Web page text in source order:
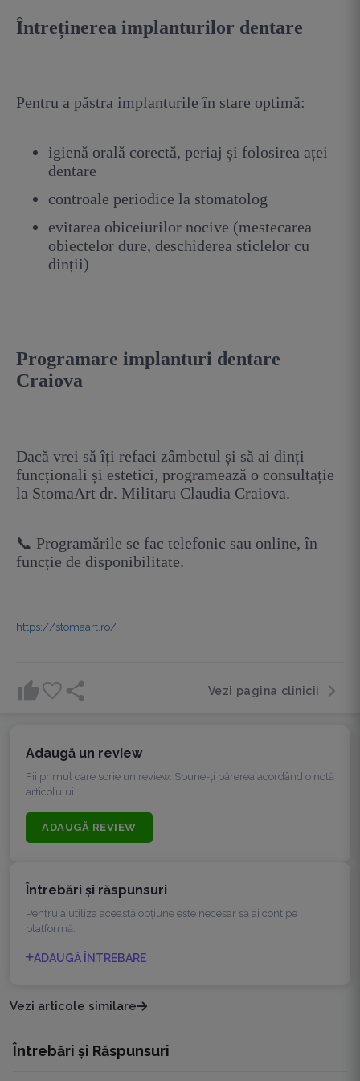
Întreținerea implanturilor dentare
Pentru a păstra implanturile în stare optimă:
igienă orală corectă, periaj și folosirea aței
dentare
controale periodice la stomatolog
evitarea obiceiurilor nocive (mestecarea
obiectelor dure, deschiderea sticlelor cu
dinții)
Programare implanturi dentare
Craiova
Dacă vrei să îți refaci zâmbetul și să ai dinți
funcționali și estetici, programează o consultație
la StomaArt dr. Militaru Claudia Craiova.
📞 Programările se fac telefonic sau online, în
funcție de disponibilitate.
https://stomaart.ro/
Vezi pagina clinicii
Adaugă un review
Fii primul care scrie un review. Spune-ți părerea acordând o notă
articolului.
ADAUGĂ REVIEW
Întrebări şi răspunsuri
Pentru a utiliza această opțiune este necesar să ai cont pe
platformă.
ADAUGĂ ÎNTREBARE
Vezi articole similare
Întrebări și Răspunsuri